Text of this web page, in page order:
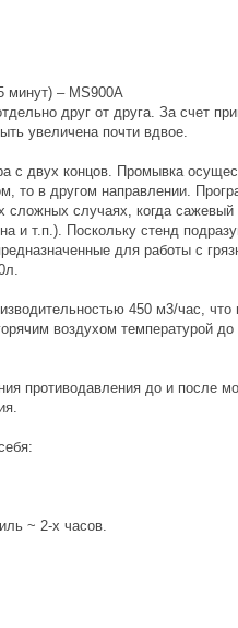
минут) – MS900A
друг от друга. За счет
увеличена почти вдвое.
с двух концов. Промывка
то в другом направлении.
случаях, когда
и т.п.). Поскольку стенд
для работы с
450 м3/час,
воздухом температурой
противодавления до и после
~ 2-х часов.